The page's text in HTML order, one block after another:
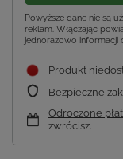
Powyższe dane nie są
reklam. Włączając
jednorazowo
Produkt
Bezpieczne
Odroczone
zwrócisz.